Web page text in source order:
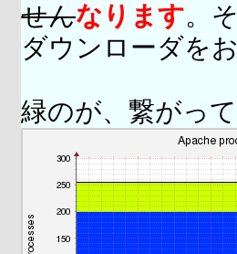
せんなります。
ダウンローダを
緑のが、繋がって